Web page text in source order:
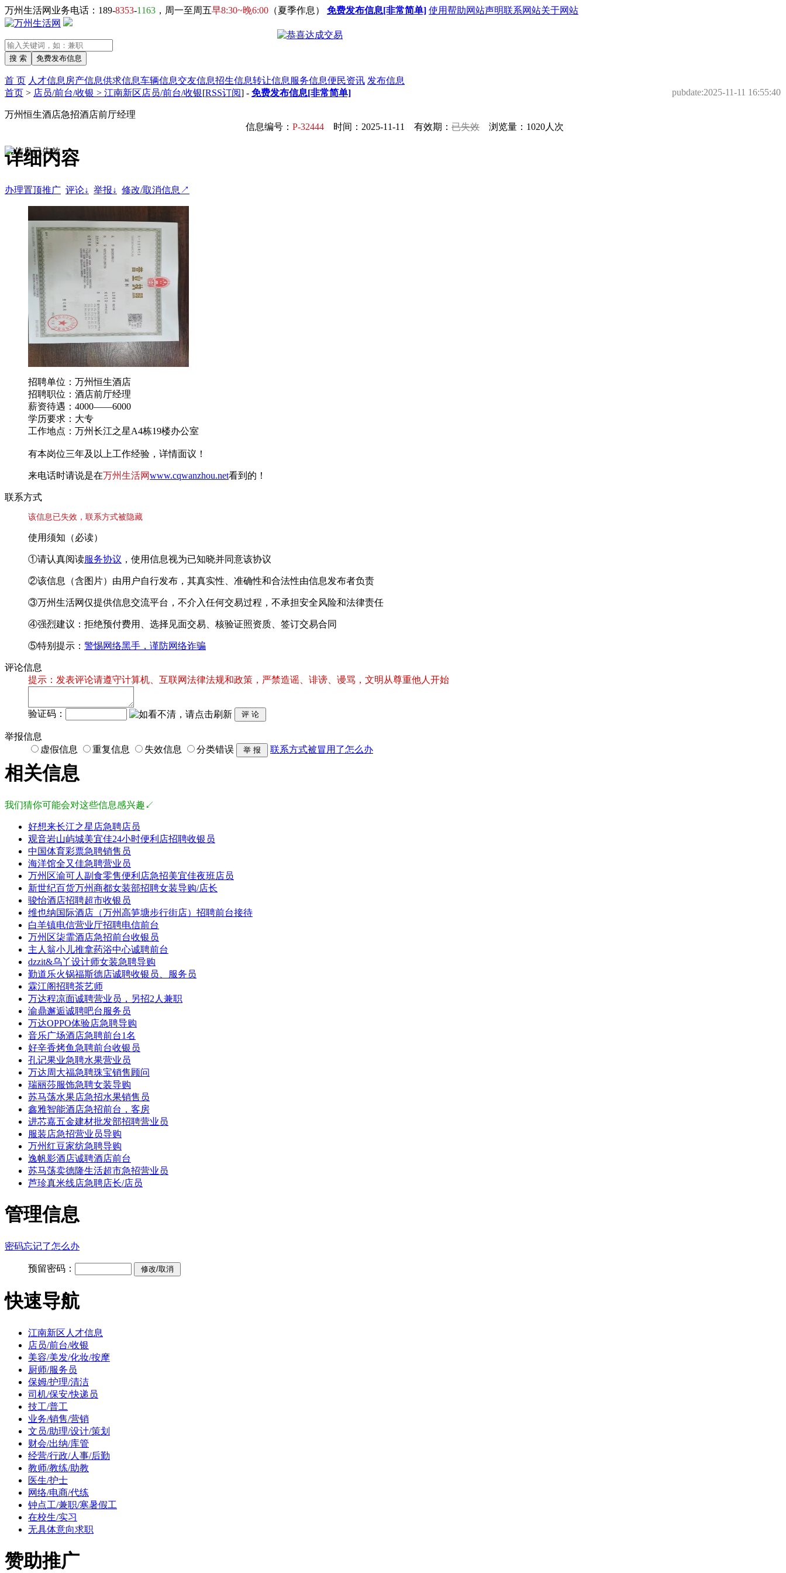
万州生活网业务电话：189-8353-1163 ，周一至周五早8:30~晚6:00 （夏季作息） 免费发布信息[非常简单] 使用帮助网站声明联系网站关于网站
首 页 人才信息 房产信息供求信息车辆信息交友信息招生信息转让信息 服务信息便民资讯 发布信息
首页 > 店员/前台/收银 > 江南新区店员/前台/收银[RSS订阅] - 免费发布信息[非常简单] pubdate:2025-11-11 16:55:40
万州恒生酒店急招酒店前厅经理
信息编号： P-32444 时间：2025-11-11 有效期： 已失效 浏览量：1020人次
详细内容
办理置顶推广 评论↓ 举报↓ 修改/取消信息↗
招聘单位：万州恒生酒店
招聘职位：酒店前厅经理
薪资待遇：4000——6000
学历要求：大专
工作地点：万州长江之星A4栋19楼办公室
有本岗位三年及以上工作经验，详情面议！
来电话时请说是在万州生活网www.cqwanzhou.net看到的！
联系方式
该信息已失效，联系方式被隐藏
使用须知（必读）
①请认真阅读服务协议 ，使用信息视为已知晓并同意该协议
②该信息（含图片）由用户自行发布，其真实性、准确性和合法性由信息发布者负责
③万州生活网仅提供信息交流平台，不介入任何交易过程，不承担安全风险和法律责任
④强烈建议：拒绝预付费用、选择见面交易、核验证照资质、签订交易合同
⑤特别提示： 警惕网络黑手，谨防网络诈骗
评论信息
提示：发表评论请遵守计算机、互联网法律法规和政策，严禁造谣、诽谤、谩骂，文明从尊重他人开始
验证码：
举报信息
虚假信息
重复信息 失效信息 分类错误 联系方式被冒用了怎么办
相关信息
我们猜你可能会对这些信息感兴趣↙
好想来长江之星店急聘店员
观音岩山屿城美宜佳24小时便利店招聘收银员
中国体育彩票急聘销售员
海洋馆全又佳急聘营业员
万州区渝可人副食零售便利店急招美宜佳夜班店员
新世纪百货万州商都女装部招聘女装导购/店长
骏怡酒店招聘超市收银员
维也纳国际酒店（万州高笋塘步行街店）招聘前台接待
白羊镇电信营业厅招聘电信前台
万州区柒霏酒店急招前台收银员
主人翁小儿推拿药浴中心诚聘前台
dzzit&乌丫设计师女装急聘导购
勤道乐火锅福斯德店诚聘收银员、服务员
霖江阁招聘茶艺师
万达程凉面诚聘营业员，另招2人兼职
渝鼎邂逅诚聘吧台服务员
万达OPPO体验店急聘导购
音乐广场酒店急聘前台1名
好辛香烤鱼急聘前台收银员
孔记果业急聘水果营业员
万达周大福急聘珠宝销售顾问
瑞丽莎服饰急聘女装导购
苏马荡水果店急招水果销售员
鑫雅智能酒店急招前台，客房
进芯嘉五金建材批发部招聘营业员
服装店急招营业员导购
万州红豆家纺急聘导购
逸帆影酒店诚聘酒店前台
苏马荡卖德隆生活超市急招营业员
芦珍真米线店急聘店长/店员
管理信息
密码忘记了怎么办
预留密码：
快速导航
江南新区人才信息
店员/前台/收银
美容/美发/化妆/按摩
厨师/服务员
保姆/护理/清洁
司机/保安/快递员
技工/普工
业务/销售/营销
文员/助理/设计/策划
财会/出纳/库管
经营/行政/人事/后勤
教师/教练/助教
医生/护士
网络/电商/代练
钟点工/兼职/寒暑假工
在校生/实习
无具体意向求职
赞助推广